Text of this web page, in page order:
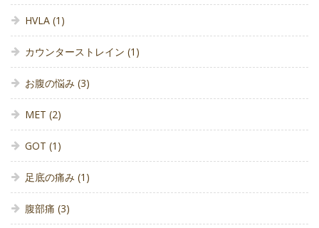
HVLA (1)
カウンターストレイン (1)
お腹の悩み (3)
MET (2)
GOT (1)
足底の痛み (1)
腹部痛 (3)